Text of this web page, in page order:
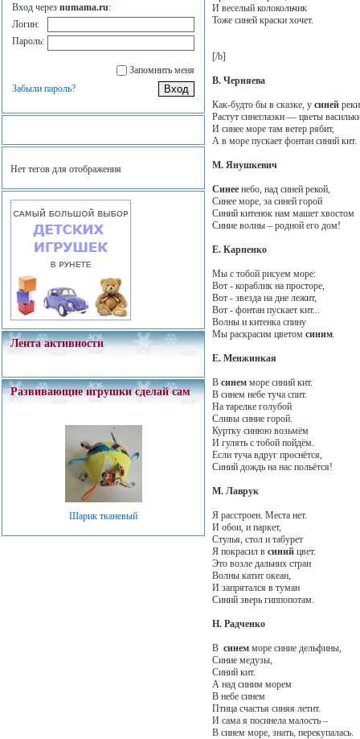
Вход через numama.ru:
Логин:
Пароль:
Запомнить меня
Забыли пароль?
Нет тегов для отображения
Лента активности
Развивающие игрушки сделай сам
Шарик тканевый
И веселый колокольчик
Тоже синей краски хочет.
[/b]
В. Черняева
Как-будто бы в сказке, у синейреки
Растут синеглазки — цветы
И синее море там ветер рябит,
А в море пускает фонтан синий кит.
М. Янушкевич
Синеенебо, над синей рекой,
Синее море, за синей горой
Синий китенок нам машет хвостом
Синие волны – родной его дом!
Е. Карпенко
Мы с тобой рисуем море:
Вот - кораблик на просторе,
Вот - звезда на дне лежит,
Вот - фонтан пускает кит...
Волны и китенка спину
Мы раскрасим цветом синим.
Е. Менжинкая
В синемморе синий кит.
В синем небе туча спит.
На тарелке голубой
Сливы синие горой.
Куртку синюю возьмём
И гулять с тобой пойдём.
Если туча вдруг проснётся,
Синий дождь на нас польётся!
М. Лаврук
Я расстроен. Места нет.
И обои, и паркет,
Стулья, стол и табурет
Я покрасил в синийцвет.
Это возле дальних стран
Волны катит океан,
И запрятался в туман
Синий зверь гиппопотам.
Н. Радченко
В синемморе синие дельфины,
Синие медузы,
Синий кит.
А над синим морем
В небе синем
Птица счастья синяя летит.
И сама я посинела малость –
В синем море, знать, перекупалась.